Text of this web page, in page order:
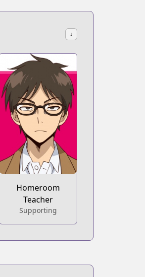
↓
Homeroom
Teacher
Supporting